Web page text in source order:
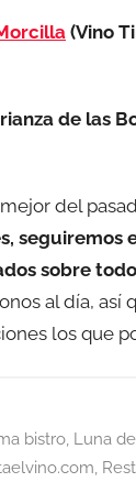
(Vino
de las
del
seguiremos
sobre
al día, así
los que
bistro, Luna
,